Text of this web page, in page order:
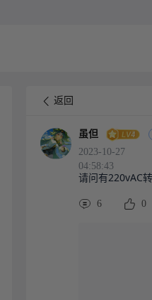
返回
虽但
2023-10-27
04:58:43
请问有220vAC
6 0